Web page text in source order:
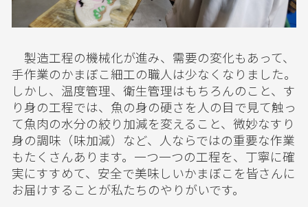
製造工程の機械化が進み、需要の変化もあって、
手作業のかまぼこ細工の職人は少なくなりました。
しかし、温度管理、衛生管理はもちろんのこと、す
り身の工程では、魚の身の硬さを人の目で見て触っ
て魚肉の水分の絞り加減を変えること、微妙なすり
身の調味（味加減）など、人ならではの重要な作業
もたくさんあります。一つ一つの工程を、丁寧に確
実にすすめて、安全で美味しいかまぼこを皆さんに
お届けすることが私たちのやりがいです。